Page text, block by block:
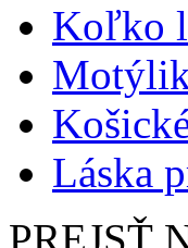
Koľko
Láska
PREJSŤ